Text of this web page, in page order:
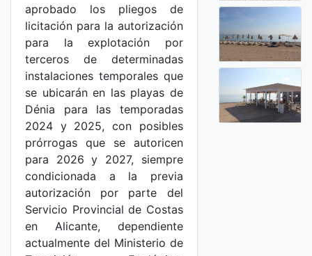
aprobado los pliegos de
licitación para la autorización
para la explotación por
terceros de determinadas
instalaciones temporales que
se ubicarán en las playas de
Dénia para las temporadas
2024 y 2025, con posibles
prórrogas que se autoricen
para 2026 y 2027, siempre
condicionada a la previa
autorización por parte del
Servicio Provincial de Costas
en Alicante, dependiente
actualmente del Ministerio de